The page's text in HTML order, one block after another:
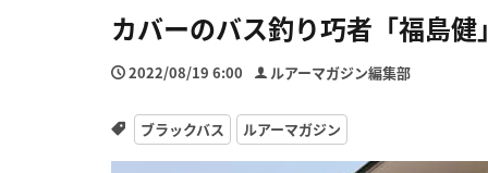
カバーのバス釣り巧者「福島
2022/08/19 6:00 ルアーマガジン編集部
ブラックバス ルアーマガジン